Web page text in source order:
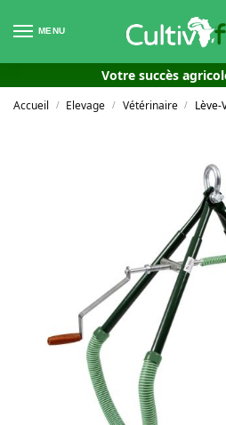
MENU
Votre succès
Accueil / Elevage / Vétérinaire / Lève-